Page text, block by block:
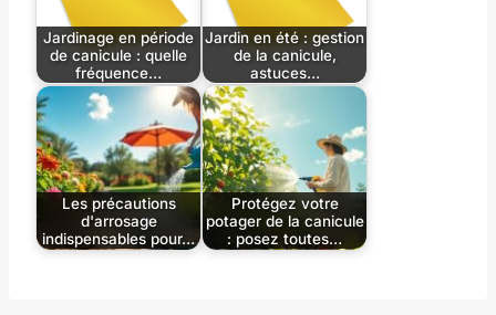
Jardinage en période
de canicule : quelle
fréquence…
Jardin en été : gestion
de la canicule,
astuces…
Les précautions
d'arrosage
indispensables pour…
Protégez votre
potager de la canicule
: posez toutes…